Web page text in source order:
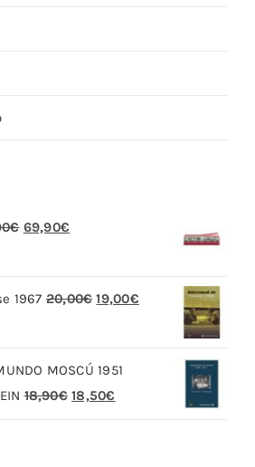
€ El
era:
69,90€
es:
1967 20,00€ El
era:
20,00€.
19,00€El
MOSCÚ 1951
18,90€ El
18,50€